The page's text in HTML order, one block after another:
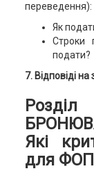
переведення):
Як
Строки
подати?
7. Відповіді
Які
для ФОП